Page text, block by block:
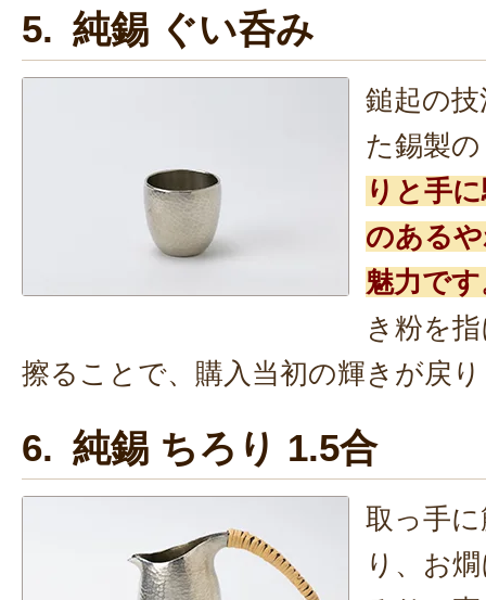
5. 純錫 ぐい呑み
鎚起の
た錫製
りと手
のある
魅力で
き粉を
擦ることで、購入当初の輝きが戻
6. 純錫 ちろり 1.5合
取っ手
り、お